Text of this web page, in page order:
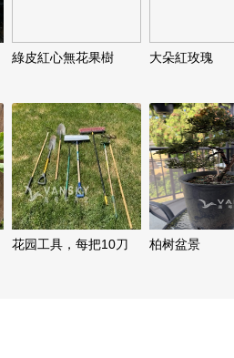
綠皮紅心無花果樹 大朵紅玫瑰
花园工具，每把10刀 柏树盆景